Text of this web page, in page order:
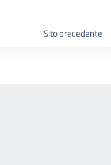
Sito precedente